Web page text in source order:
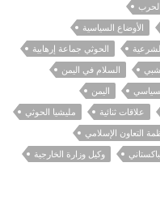
الحرب
الأوضاع السياسية
الحوثي جماعة إرهابية
السلام في اليمن
اليمن
علاقات ثنائية
مليشيا الحوثي
التعاون الإسلامي
وكيل وزارة الخارجية